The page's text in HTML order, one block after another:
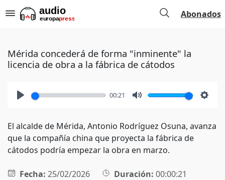
Abonados
Mérida concederá de forma "inminente" la
licencia de obra a la fábrica de cátodos
00:21
El alcalde de Mérida, Antonio Rodríguez Osuna, avanza
que la compañía china que proyecta la fábrica de
cátodos podría empezar la obra en marzo.
Fecha: 25/02/2026 Duración: 00:00:21